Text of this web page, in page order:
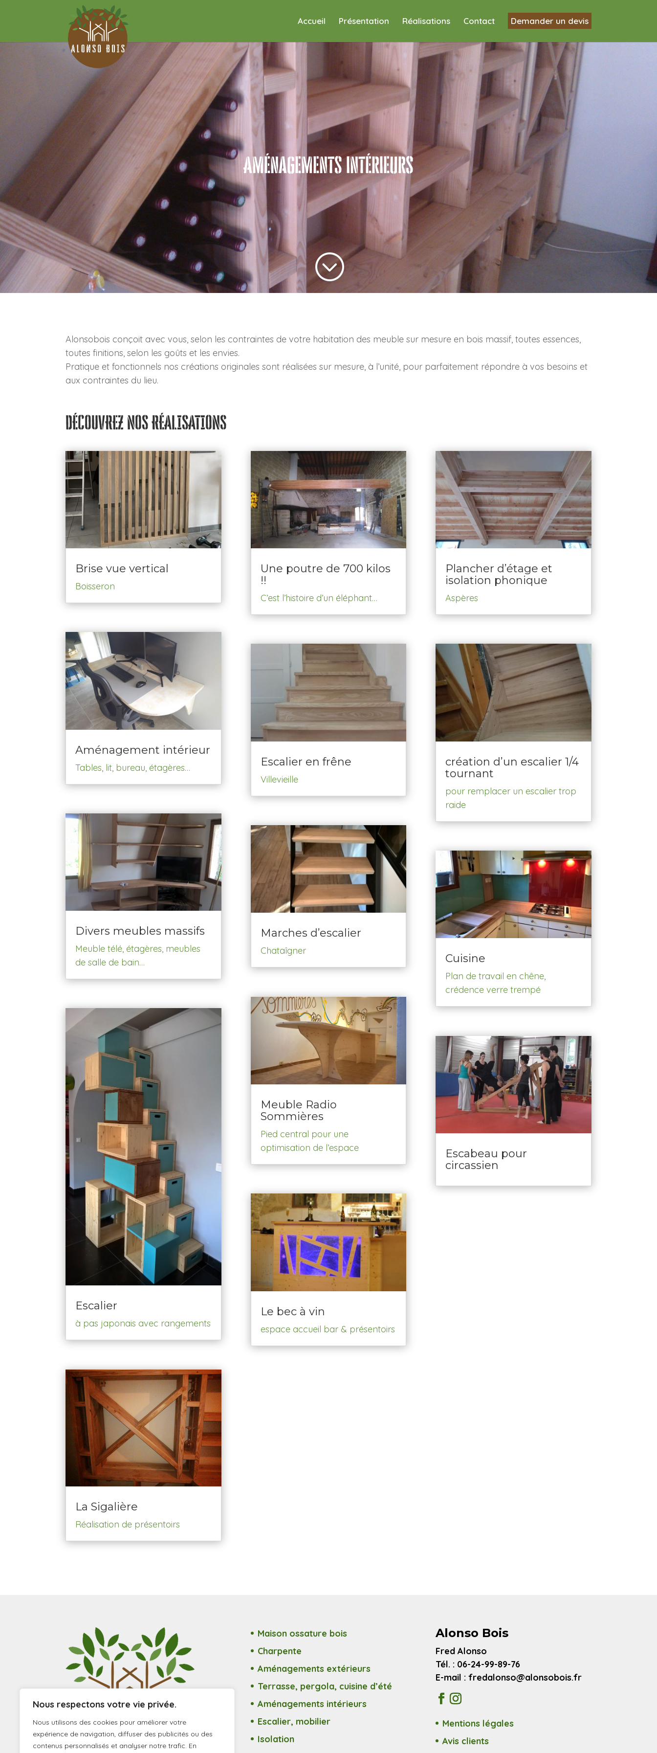
Nous respectons votre vie privée.
Nous utilisons des cookies pour améliorer votre
expérience de navigation, diffuser des publicités ou des
contenus personnalisés et analyser notre trafic. En
Accueil Présentation Réalisations Contact Demander un devis
Aménagements intérieurs
;
Alonsobois conçoit avec vous, selon les contraintes de votre habitation des meuble sur mesure en bois massif, toutes essences,
toutes finitions, selon les goûts et les envies.
Pratique et fonctionnels nos créations originales sont réalisées sur mesure, à l’unité, pour parfaitement répondre à vos besoins et
aux contraintes du lieu.
DÉCOUVREZ NOS RÉALISATIONS
Brise vue vertical
Boisseron
Aménagement intérieur
Tables, lit, bureau, étagères…
Divers meubles massifs
Meuble télé, étagères, meubles
de salle de bain…
Escalier
à pas japonais avec rangements
La Sigalière
Réalisation de présentoirs
Une poutre de 700 kilos
!!
C’est l’histoire d’un éléphant…
Escalier en frêne
Villevieille
Marches d’escalier
Chataîgner
Meuble Radio
Sommières
Pied central pour une
optimisation de l’espace
Le bec à vin
espace accueil bar & présentoirs
Plancher d’étage et
isolation phonique
Aspères
création d’un escalier 1/4
tournant
pour remplacer un escalier trop
raide
Cuisine
Plan de travail en chêne,
crédence verre trempé
Escabeau pour
circassien
Maison ossature bois
Charpente
Aménagements extérieurs
Terrasse, pergola, cuisine d’été
Aménagements intérieurs
Escalier, mobilier
Isolation
Alonso Bois
Fred Alonso
Tél. : 06-24-99-89-76
E-mail : fredalonso@alonsobois.fr
Mentions légales
Avis clients